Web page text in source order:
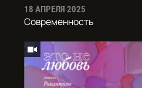
18 АПРЕЛЯ 2025
Современность